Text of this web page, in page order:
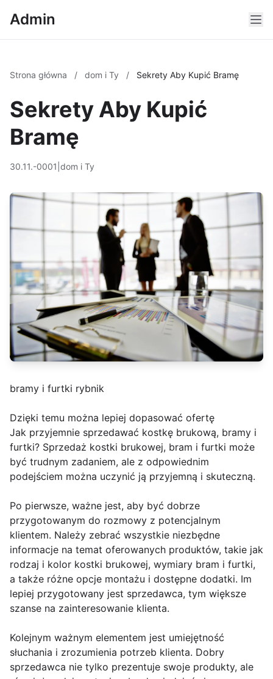
Admin
Strona główna / dom i Ty / Sekrety Aby Kupić Bramę
Sekrety Aby Kupić
Bramę
30.11.-0001 dom i Ty
bramy i furtki rybnik
Dzięki temu można lepiej dopasować ofertę
Jak przyjemnie sprzedawać kostkę brukową, bramy i
furtki? Sprzedaż kostki brukowej, bram i furtki może
być trudnym zadaniem, ale z odpowiednim
podejściem można uczynić ją przyjemną i skuteczną.
Po pierwsze, ważne jest, aby być dobrze
przygotowanym do rozmowy z potencjalnym
klientem. Należy zebrać wszystkie niezbędne
informacje na temat oferowanych produktów, takie jak
rodzaj i kolor kostki brukowej, wymiary bram i furtki,
a także różne opcje montażu i dostępne dodatki. Im
lepiej przygotowany jest sprzedawca, tym większe
szanse na zainteresowanie klienta.
Kolejnym ważnym elementem jest umiejętność
słuchania i zrozumienia potrzeb klienta. Dobry
sprzedawca nie tylko prezentuje swoje produkty, ale